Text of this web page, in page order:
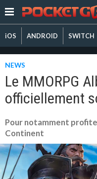
iOS ANDROID SWITCH
NEWS
Le MMORPG
officiellement
Pour notamment
Continent